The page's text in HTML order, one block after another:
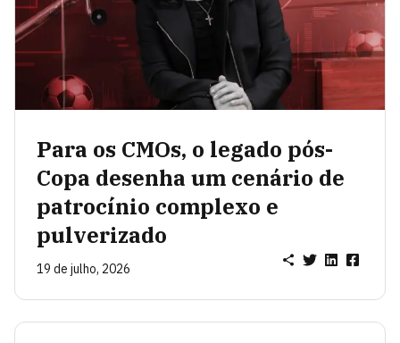
Para os CMOs, o legado pós-
Copa desenha um cenário de
patrocínio complexo e
pulverizado
19 de julho, 2026